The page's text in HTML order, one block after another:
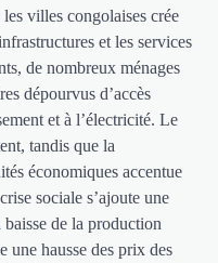
villes congolaises crée
et les services
de nombreux ménages
dépourvus d’accès
et à l’électricité. Le
tandis que la
économiques accentue
sociale s’ajoute une
de la production
une hausse des prix des